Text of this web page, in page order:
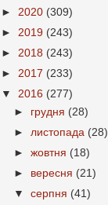
► 2020 (309)
► 2019 (243)
► 2018 (243)
► 2017 (233)
▼ 2016 (277)
► грудня (28)
►листопада (28)
►жовтня (18)
► вересня (21)
▼серпня (41)